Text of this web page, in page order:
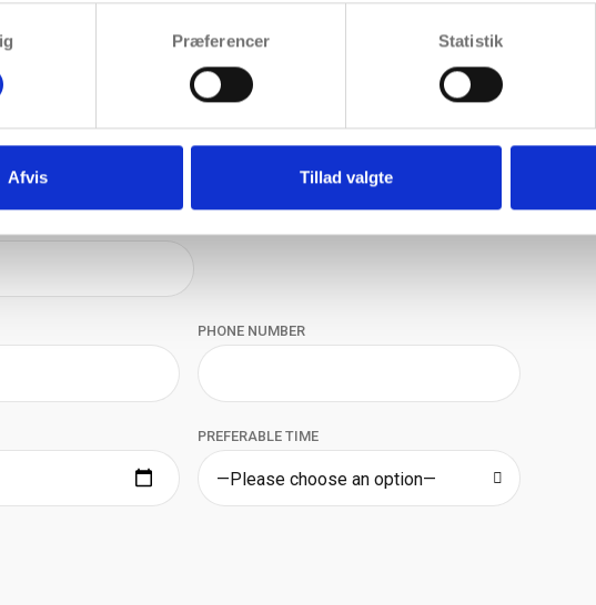
Præferencer Statistik
Afvis Tillad valgte
need a quote, or want to schedule a
here to provide the guidance.
PHONE NUMBER
PREFERABLE TIME
—Please choose an option—